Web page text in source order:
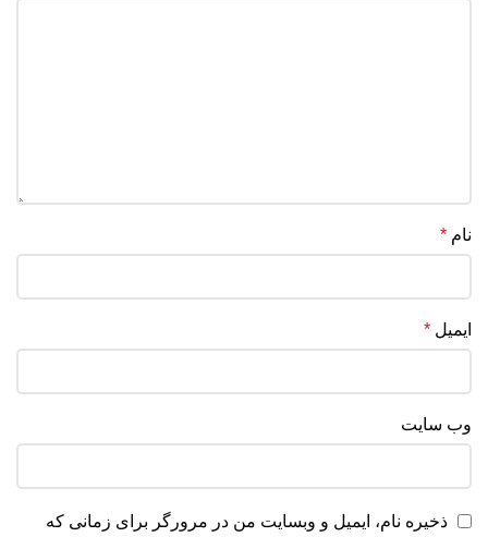
نام *
ایمیل *
وب‌ سایت
ذخیره نام، ایمیل و وبسایت من در مرورگر برای زمانی که